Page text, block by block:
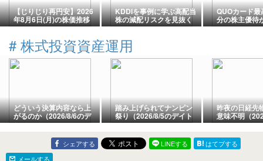
【じりじり再円安】2026
年8月6日(月)の株価推移
(5分足チャート)と市況
KDDIを事例に学ぶ高配当
株の減配リスクを見抜く
方法5選
QUOカード
分の株主優待
褒美”になる
# 株式投資資産運用
どういう決算内容なら上
がるのか（2026/8/6のデ
イトレード記録）
踏み上げられてナンピン
祭り（2026/8/5のデイト
レード記録）
昨夜の日経先
意味不明（
イトレード記
シェアする LINEする
はてブする
メールする